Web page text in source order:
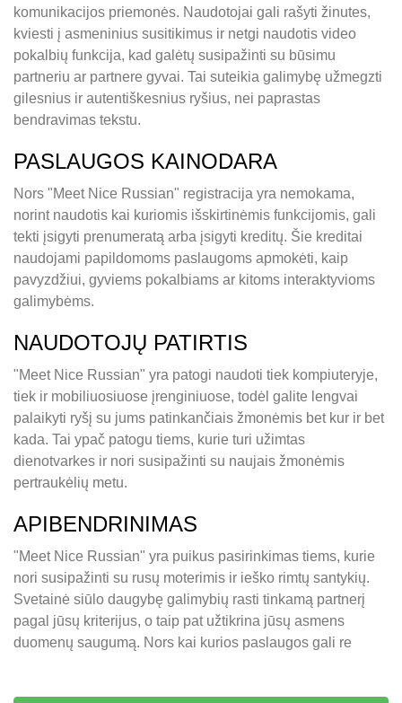
komunikacijos priemonės. Naudotojai gali rašyti žinutes,
kviesti į asmeninius susitikimus ir netgi naudotis video
pokalbių funkcija, kad galėtų susipažinti su būsimu
partneriu ar partnere gyvai. Tai suteikia galimybę užmegzti
gilesnius ir autentiškesnius ryšius, nei paprastas
bendravimas tekstu.
PASLAUGOS KAINODARA
Nors "Meet Nice Russian" registracija yra nemokama,
norint naudotis kai kuriomis išskirtinėmis funkcijomis, gali
tekti įsigyti prenumeratą arba įsigyti kreditų. Šie kreditai
naudojami papildomoms paslaugoms apmokėti, kaip
pavyzdžiui, gyviems pokalbiams ar kitoms interaktyvioms
galimybėms.
NAUDOTOJŲ PATIRTIS
"Meet Nice Russian" yra patogi naudoti tiek kompiuteryje,
tiek ir mobiliuosiuose įrenginiuose, todėl galite lengvai
palaikyti ryšį su jums patinkančiais žmonėmis bet kur ir bet
kada. Tai ypač patogu tiems, kurie turi užimtas
dienotvarkes ir nori susipažinti su naujais žmonėmis
pertraukėlių metu.
APIBENDRINIMAS
"Meet Nice Russian" yra puikus pasirinkimas tiems, kurie
nori susipažinti su rusų moterimis ir ieško rimtų santykių.
Svetainė siūlo daugybę galimybių rasti tinkamą partnerį
pagal jūsų kriterijus, o taip pat užtikrina jūsų asmens
duomenų saugumą. Nors kai kurios paslaugos gali re